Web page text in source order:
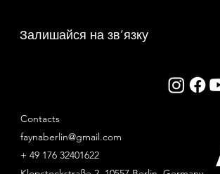
Залишайся на зв’язку
Contacts
faynaberlin@gmail.com
+ 49 176 32401622